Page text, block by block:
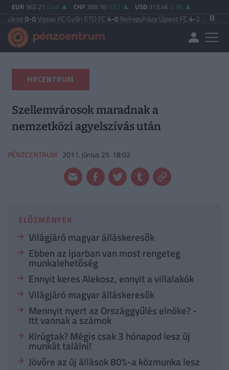
EUR 362.21 0.48 CHF 388.78 0.87 USD 313.46 0.38
Vasas FC|Győri ETO FC4-0 Nyíregyháza|Újpest FC4-2Debreceni VSC|
HRCENTRUM
Szellemvárosok maradnak a
nemzetközi agyelszívás után
PÉNZCENTRUM 2011. június 25. 18:02
ELŐZMÉNYEK
Világjáró magyar álláskeresők
Ebben az iparban van most rengeteg
munkalehetőség
Ennyit keres Alekosz, ennyit a villalakók
Világjáró magyar álláskeresők
Mennyit nyert az Országgyűlés elnöke? -
Itt vannak a számok
Kirúgtak? Mégis csak 3 hónapod lesz új
munkát találni!
Jövőre az új állások 80%-a közmunka lesz